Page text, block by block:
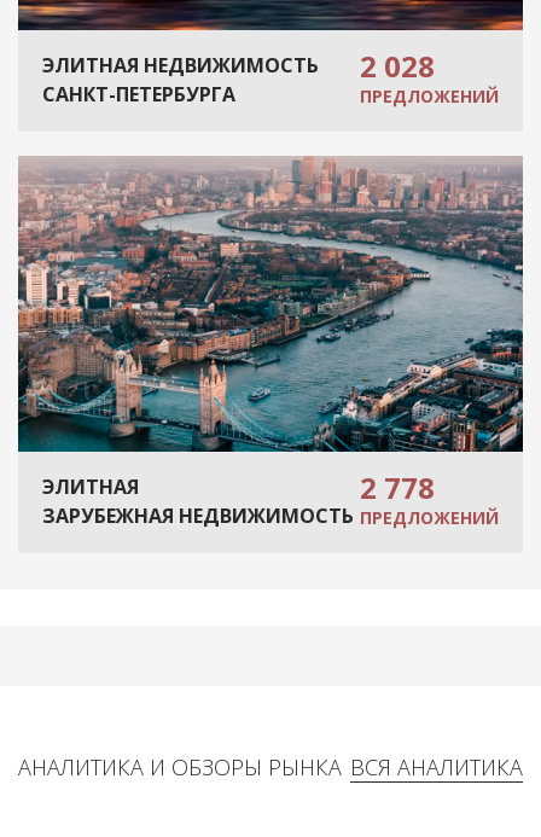
ЭЛИТНАЯ НЕДВИЖИМОСТЬ
САНКТ-ПЕТЕРБУРГА
2 028
ПРЕДЛОЖЕНИЙ
ЭЛИТНАЯ
ЗАРУБЕЖНАЯ НЕДВИЖИМОСТЬ
2 778
ПРЕДЛОЖЕНИЙ
ВСЯ АНАЛИТИКА
АНАЛИТИКА И ОБЗОРЫ РЫНКА